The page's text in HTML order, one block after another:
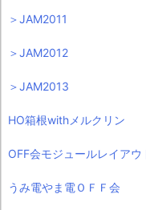
＞JAM2011
＞JAM2012
＞JAM2013
HO箱根withメルクリン
OFF会モジュールレイアウ
うみ電やま電ＯＦＦ会